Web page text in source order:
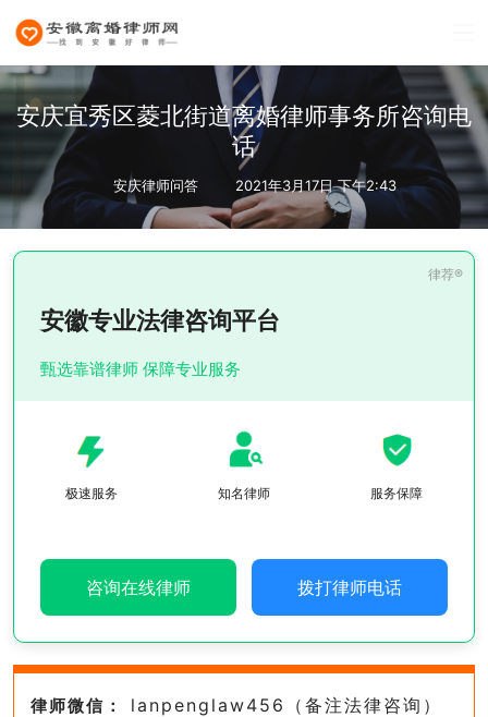
安庆宜秀区菱北街道离婚律师事务所咨询电
话
安庆律师问答 2021年3月17日 下午2:43
安徽专业法律咨询平台
甄选靠谱律师 保障专业服务
极速服务 知名律师 服务保障
咨询在线律师 拨打律师电话
律师微信： lanpenglaw456（备注法律咨询）